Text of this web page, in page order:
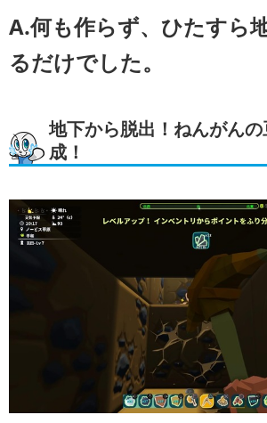
A.何も作らず、ひたすら
るだけでした。
地下から脱出！ねんがん
成！